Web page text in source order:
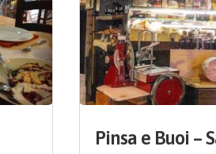
Pinsa e Buoi –